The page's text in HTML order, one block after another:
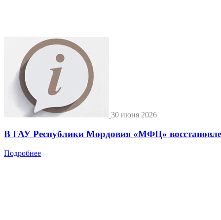
30 июня 2026
В ГАУ Республики Мордовия «МФЦ»
Подробнее